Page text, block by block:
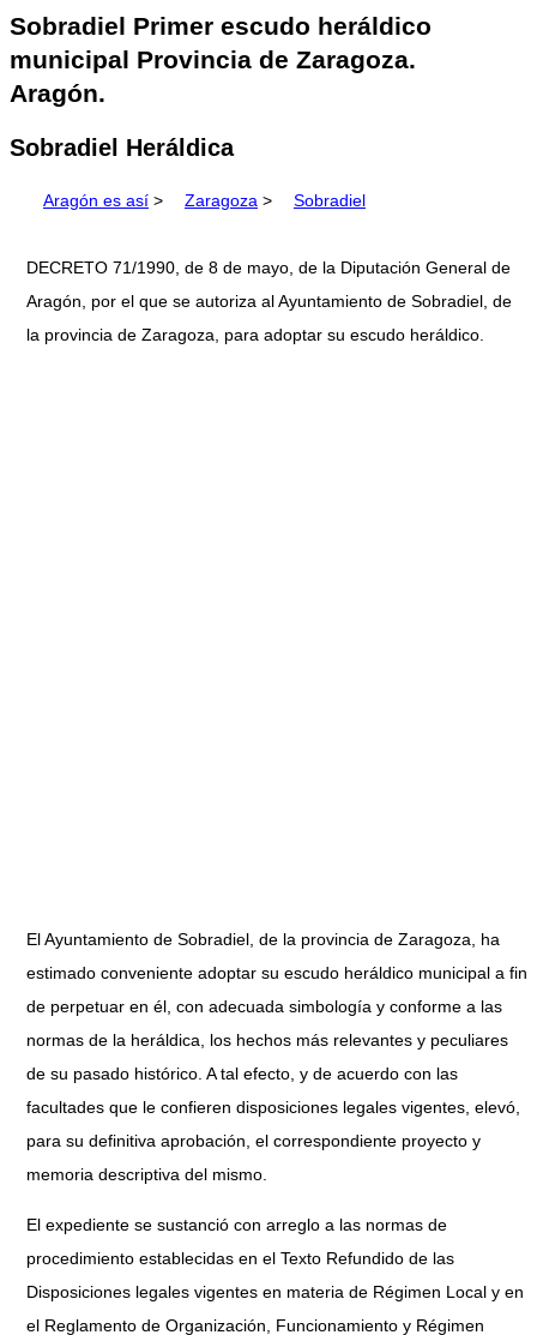
Sobradiel Primer escudo heráldico
municipal Provincia de Zaragoza.
Aragón.
Sobradiel Heráldica
Aragón es así > Zaragoza > Sobradiel
DECRETO 71/1990, de 8 de mayo, de la Diputación General de
Aragón, por el que se autoriza al Ayuntamiento de Sobradiel, de
la provincia de Zaragoza, para adoptar su escudo heráldico.
El Ayuntamiento de Sobradiel, de la provincia de Zaragoza, ha
estimado conveniente adoptar su escudo heráldico municipal a fin
de perpetuar en él, con adecuada simbología y conforme a las
normas de la heráldica, los hechos más relevantes y peculiares
de su pasado histórico. A tal efecto, y de acuerdo con las
facultades que le confieren disposiciones legales vigentes, elevó,
para su definitiva aprobación, el correspondiente proyecto y
memoria descriptiva del mismo.
El expediente se sustanció con arreglo a las normas de
procedimiento establecidas en el Texto Refundido de las
Disposiciones legales vigentes en materia de Régimen Local y en
el Reglamento de Organización, Funcionamiento y Régimen